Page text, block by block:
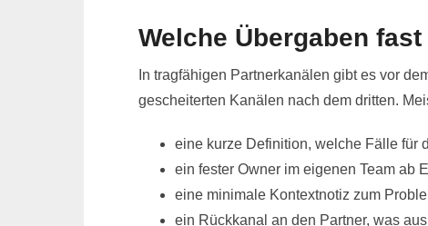
Welche Übergaben
In tragfähigen Partnerkanälen gibt es vor
gescheiterten Kanälen nach dem dritten.
eine kurze Definition, welche Fälle für
ein fester Owner im eigenen Team ab
eine minimale Kontextnotiz zum
ein Rückkanal an den Partner, was